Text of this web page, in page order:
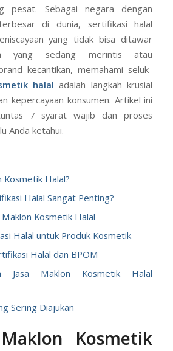
pesat. Sebagai negara dengan
di dunia, sertifikasi halal
yang tidak bisa ditawar
yang sedang merintis atau
kecantikan, memahami seluk-
halal adalah langkah krusial
kepercayaan konsumen. Artikel ini
7 syarat wajib dan proses
Anda ketahui.
Halal?
Halal Sangat Penting?
Kosmetik Halal
Halal untuk Produk Kosmetik
Halal dan BPOM
Jasa Maklon Kosmetik Halal
Sering Diajukan
Kosmetik